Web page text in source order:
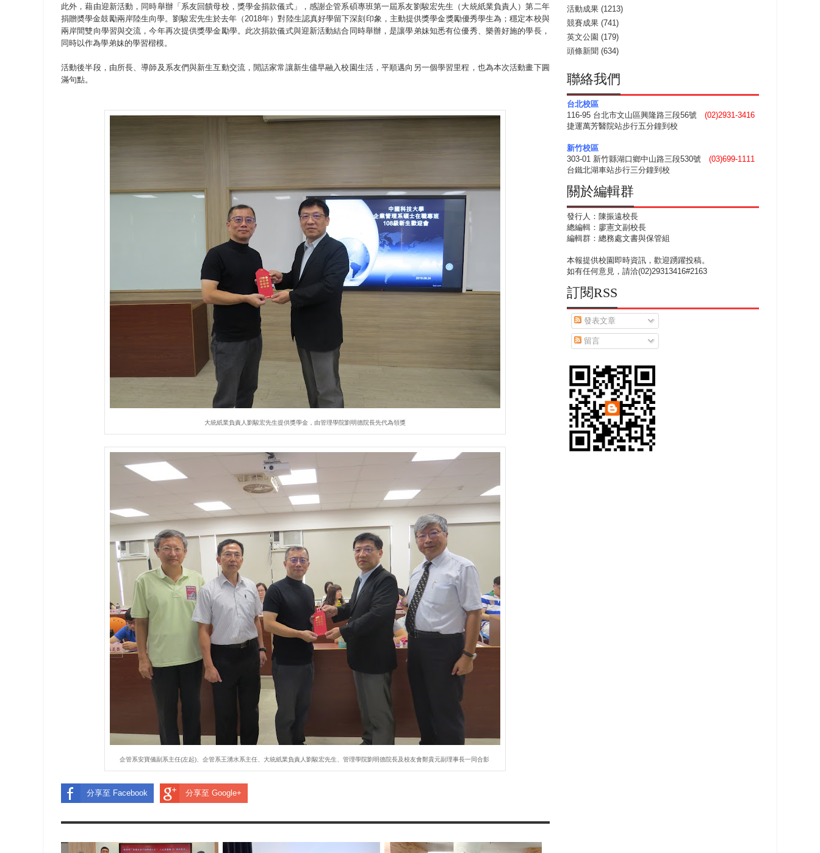
此外，藉由迎新活動，同時舉辦「系友回饋母校，獎學金捐款儀式」，感謝企管系碩專班第一屆系友劉駿宏先生（大統紙業負責人）第二年
捐贈奬學金鼓勵兩岸陸生向學。劉駿宏先生於去年（2018年）對陸生認真好學留下深刻印象，主動提供獎學金獎勵優秀學生為；穩定本校與
兩岸間雙向學習與交流，今年再次提供獎學金勵學。此次捐款儀式與迎新活動結合同時舉辦，是讓學弟妹知悉有位優秀、樂善好施的學長，
同時以作為學弟妹的學習楷模。
活動後半段，由所長、導師及系友們與新生互動交流，閒話家常讓新生儘早融入校園生活，平順邁向另一個學習里程，也為本次活動畫下圓
滿句點。
大統紙業負責人劉駿宏先生提供獎學金，由管理學院劉明德院長先代為領獎
企管系安寶儀副系主任(左起)、企管系王湧水系主任、大統紙業負責人劉駿宏先生、管理學院劉明德院長及校友會鄭貴元副理事長一同合影
分享至 Facebook 分享至 Google+
活動成果 (1213)
競賽成果 (741)
英文公園 (179)
頭條新聞 (634)
聯絡我們
台北校區
116-95 台北市文山區興隆路三段56號 (02)2931-3416
捷運萬芳醫院站步行五分鐘到校
新竹校區
303-01 新竹縣湖口鄉中山路三段530號 (03)699-1111
台鐵北湖車站步行三分鐘到校
關於編輯群
發行人：陳振遠校長
總編輯：廖憲文副校長
編輯群：總務處文書與保管組
本報提供校園即時資訊，歡迎踴躍投稿。
如有任何意見，請洽(02)29313416#2163
訂閱RSS
發表文章
留言